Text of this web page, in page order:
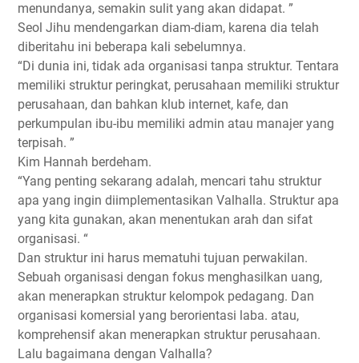
menundanya, semakin sulit yang akan didapat. ”
Seol Jihu mendengarkan diam-diam, karena dia telah
diberitahu ini beberapa kali sebelumnya.
“Di dunia ini, tidak ada organisasi tanpa struktur. Tentara
memiliki struktur peringkat, perusahaan memiliki struktur
perusahaan, dan bahkan klub internet, kafe, dan
perkumpulan ibu-ibu memiliki admin atau manajer yang
terpisah. ”
Kim Hannah berdeham.
“Yang penting sekarang adalah, mencari tahu struktur
apa yang ingin diimplementasikan Valhalla. Struktur apa
yang kita gunakan, akan menentukan arah dan sifat
organisasi. “
Dan struktur ini harus mematuhi tujuan perwakilan.
Sebuah organisasi dengan fokus menghasilkan uang,
akan menerapkan struktur kelompok pedagang. Dan
organisasi komersial yang berorientasi laba. atau,
komprehensif akan menerapkan struktur perusahaan.
Lalu bagaimana dengan Valhalla?